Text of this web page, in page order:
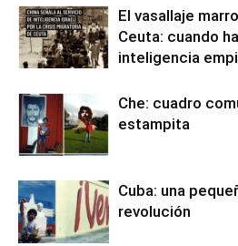
El vasallaje
Ceuta: cuando
inteligencia
Che: cuadro
estampita
Cuba: una
revolución